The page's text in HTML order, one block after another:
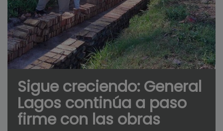
Sigue creciendo: General
Lagos continúa a paso
firme con las obras